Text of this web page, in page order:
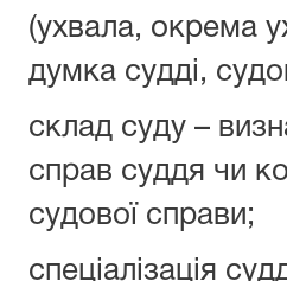
(ухвала, окрема
думка судді,
склад суду –
справ суддя чи
судової справи;
спеціалізація